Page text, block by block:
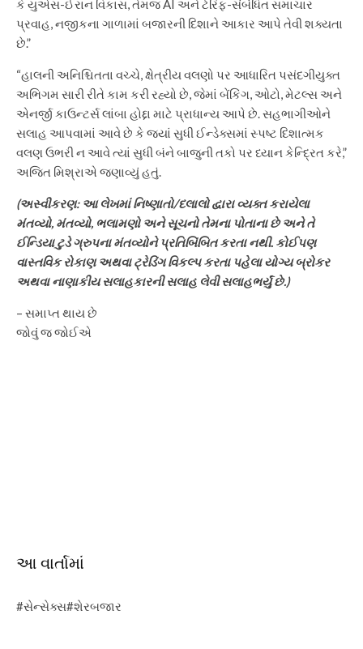
કે યુએસ-ઈરાન વિકાસ, તેમજ AI અને ટેરિફ-સંબંધિત સમાચાર
પ્રવાહ, નજીકના ગાળામાં બજારની દિશાને આકાર આપે તેવી શક્યતા
છે.”
“હાલની અનિશ્ચિતતા વચ્ચે, ક્ષેત્રીય વલણો પર આધારિત પસંદગીયુક્ત
અભિગમ સારી રીતે કામ કરી રહ્યો છે, જેમાં બેંકિંગ, ઓટો, મેટલ્સ અને
એનર્જી કાઉન્ટર્સ લાંબા હોદ્દા માટે પ્રાધાન્ય આપે છે. સહભાગીઓને
સલાહ આપવામાં આવે છે કે જ્યાં સુધી ઈન્ડેક્સમાં સ્પષ્ટ દિશાત્મક
વલણ ઉભરી ન આવે ત્યાં સુધી બંને બાજુની તકો પર ધ્યાન કેન્દ્રિત કરે,”
અજિત મિશ્રાએ જણાવ્યું હતું.
(અસ્વીકરણ: આ લેખમાં નિષ્ણાતો/દલાલો દ્વારા વ્યક્ત કરાયેલા
મંતવ્યો, મંતવ્યો, ભલામણો અને સૂચનો તેમના પોતાના છે અને તે
ઈન્ડિયા ટુડે ગ્રુપના મંતવ્યોને પ્રતિબિંબિત કરતા નથી. કોઈપણ
વાસ્તવિક રોકાણ અથવા ટ્રેડિંગ વિકલ્પ કરતા પહેલા યોગ્ય બ્રોકર
અથવા નાણાકીય સલાહકારની સલાહ લેવી સલાહભર્યું છે.)
– સમાપ્ત થાય છે
જોવું જ જોઈએ
આ વાર્તામાં
#સેન્સેક્સ#શેરબજાર